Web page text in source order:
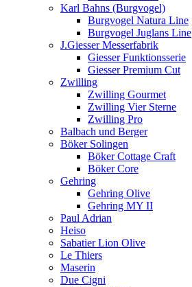
Karl Bahns (Burgvogel)
Burgvogel Natura Line
Burgvogel Juglans Line
J.Giesser Messerfabrik
Giesser Funktionsserie
Giesser Premium Cut
Zwilling
Zwilling Gourmet
Zwilling Vier Sterne
Zwilling Pro
Balbach und Berger
Böker Solingen
Böker Cottage Craft
Böker Core
Gehring
Gehring Olive
Gehring MY II
Paul Adrian
Heiso
Sabatier Lion Olive
Le Thiers
Maserin
Due Cigni